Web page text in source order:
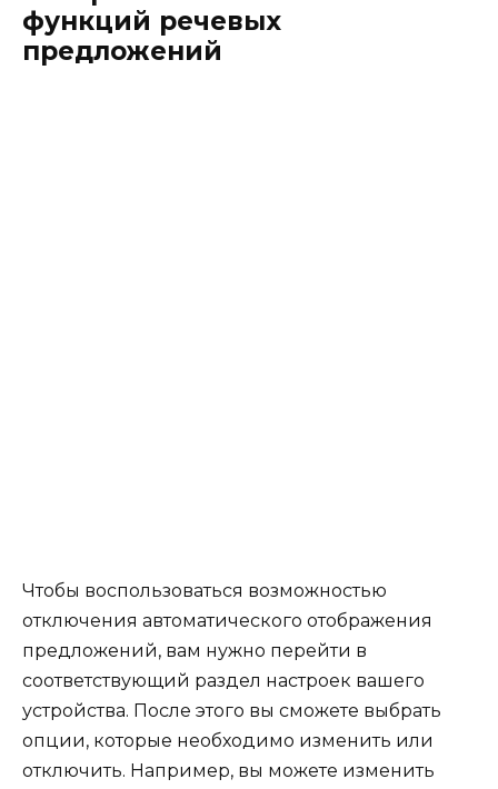
функций речевых
предложений
Чтобы воспользоваться возможностью
отключения автоматического отображения
предложений, вам нужно перейти в
соответствующий раздел настроек вашего
устройства. После этого вы сможете выбрать
опции, которые необходимо изменить или
отключить. Например, вы можете изменить